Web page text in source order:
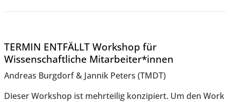
TERMIN ENTFÄLLT Workshop für
Wissenschaftliche Mitarbeiter*innen
Andreas Burgdorf & Jannik Peters (TMDT)
Dieser Workshop ist mehrteilig konzipiert. Um den Work